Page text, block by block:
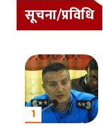
सूचना/प्रविधि
1